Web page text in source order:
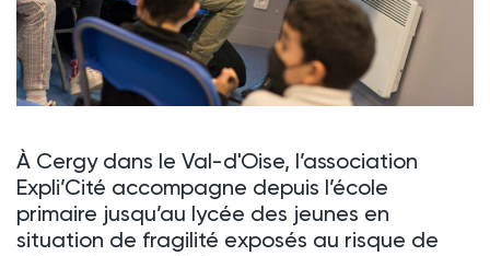
À Cergy dans le Val-d'Oise, l’association
Expli’Cité accompagne depuis l’école
primaire jusqu’au lycée des jeunes en
situation de fragilité exposés au risque de